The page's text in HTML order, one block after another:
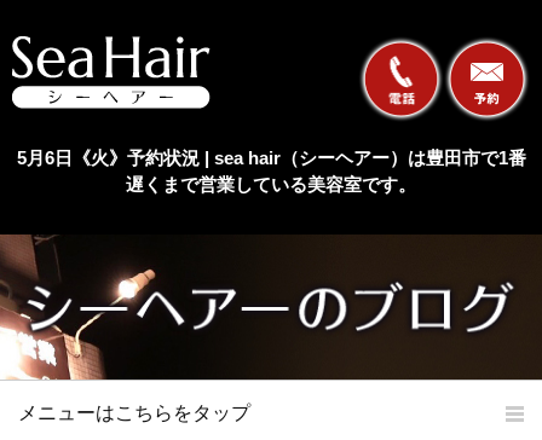
5月6日《火》予約状況 | sea hair（シーヘアー）は豊田市で1番
遅くまで営業している美容室です。
メニューはこちらをタップ